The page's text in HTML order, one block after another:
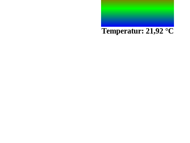
Temperatur: 21,92 °C